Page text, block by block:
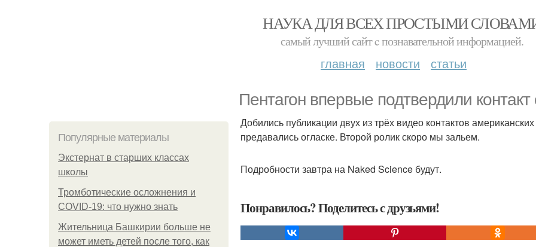
НАУКА ДЛЯ ВСЕХ ПРОСТЫМИ
самый лучший сайт c познавательной информацией.
главная новости статьи
Пентагон впервые подтвердили контакт
Популярные материалы
Экстернат в старших классах
школы
Тромботические осложнения и
COVID-19: что нужно знать
Жительница Башкирии больше не
может иметь детей после того, как
Добились публикации двух из трёх видео контактов
предавались огласке. Второй ролик скоро мы зальем.
Подробности завтра на Naked Science будут.
Понравилось? Поделитесь с друзьями!